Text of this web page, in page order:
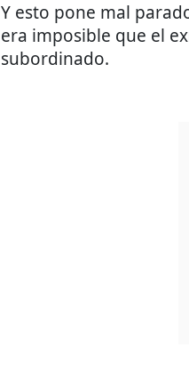
Y esto pone mal
era imposible que el
subordinado.